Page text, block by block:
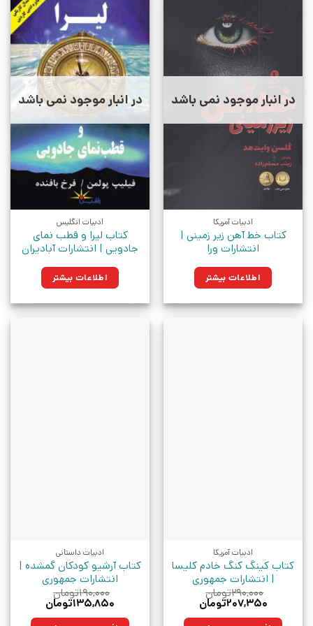
در انبار موجود نمی باشد
ادبیات آمریکا
کتاب خط آهن زیر زمینی |
انتشارات ورا
اطلاعات بیشتر
در انبار موجود نمی باشد
ادبیات انگلیس
کتاب لیرا و قطب نمای
جادویی | انتشارات آبادیران
اطلاعات بیشتر
ادبیات آمریکا
کتاب کینگ کنگ خادم کلیسا
| انتشارات جمهوری
۲۹۰,۰۰۰تومان
قیمت
۲۰۷,۳۵۰تومان
ادبیات داستانی
کتاب آرشیو کودکان گمشده |
انتشارات جمهوری
۱۹۰,۰۰۰تومان
قیمت
۱۳۵,۸۵۰تومان